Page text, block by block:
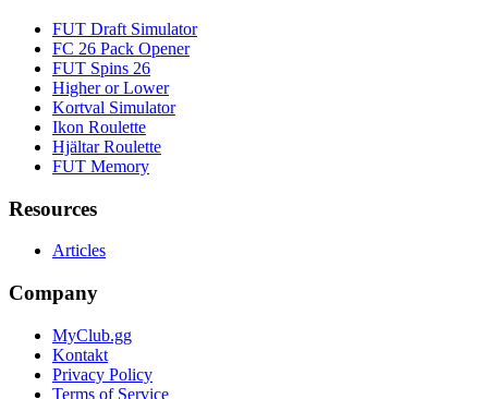
FUT Draft Simulator
FC 26 Pack Opener
FUT Spins 26
Higher or Lower
Kortval Simulator
Ikon Roulette
Hjältar Roulette
FUT Memory
Resources
Articles
Company
MyClub.gg
Kontakt
Privacy Policy
Terms of Service